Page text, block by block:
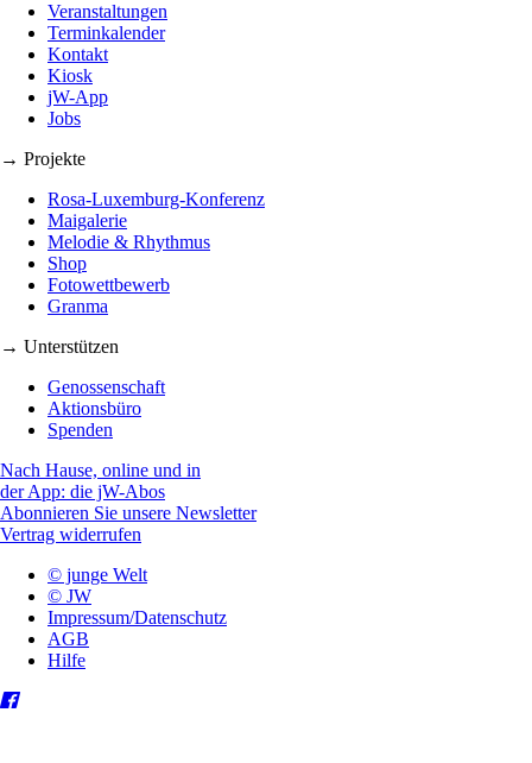
Veranstaltungen
Terminkalender
Kontakt
Kiosk
jW-App
Jobs
→ Projekte
Rosa-Luxemburg-Konferenz
Maigalerie
Melodie & Rhythmus
Shop
Fotowettbewerb
Granma
→ Unterstützen
Genossenschaft
Aktionsbüro
Spenden
Nach Hause, online und in
der App: die jW-Abos
Abonnieren Sie unsere Newsletter
Vertrag widerrufen
© junge Welt
© JW
Impressum/Datenschutz
AGB
Hilfe